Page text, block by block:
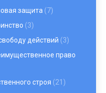
защита (7)
(3)
действий (3)
право
строя (21)